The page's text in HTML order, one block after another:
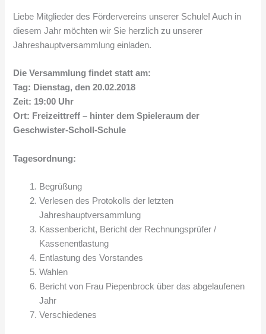
Liebe Mitglieder des Fördervereins unserer Schule! Auch in
diesem Jahr möchten wir Sie herzlich zu unserer
Jahreshauptversammlung einladen.
Die Versammlung findet statt am:
Tag: Dienstag, den 20.02.2018
Zeit: 19:00 Uhr
Ort: Freizeittreff – hinter dem Spieleraum der
Geschwister-Scholl-Schule
Tagesordnung:
Begrüßung
Verlesen des Protokolls der letzten
Jahreshauptversammlung
Kassenbericht, Bericht der Rechnungsprüfer /
Kassenentlastung
Entlastung des Vorstandes
Wahlen
Bericht von Frau Piepenbrock über das abgelaufenen
Jahr
Verschiedenes